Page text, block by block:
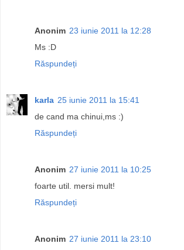
Anonim 23 iunie 2011 la 12:28
Ms :D
Răspundeți
karla 25 iunie 2011 la 15:41
de cand ma chinui,ms :)
Răspundeți
Anonim 27 iunie 2011 la 10:25
foarte util. mersi mult!
Răspundeți
Anonim 27 iunie 2011 la 23:10